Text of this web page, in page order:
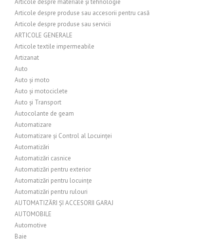
Articole despre materiale și tehnologie
Articole despre produse sau accesorii pentru casă
Articole despre produse sau servicii
ARTICOLE GENERALE
Articole textile impermeabile
Artizanat
Auto
Auto și moto
Auto și motociclete
Auto și Transport
Autocolante de geam
Automatizare
Automatizare și Control al Locuinței
Automatizări
Automatizări casnice
Automatizări pentru exterior
Automatizări pentru locuințe
Automatizări pentru rulouri
AUTOMATIZĂRI ȘI ACCESORII GARAJ
AUTOMOBILE
Automotive
Baie